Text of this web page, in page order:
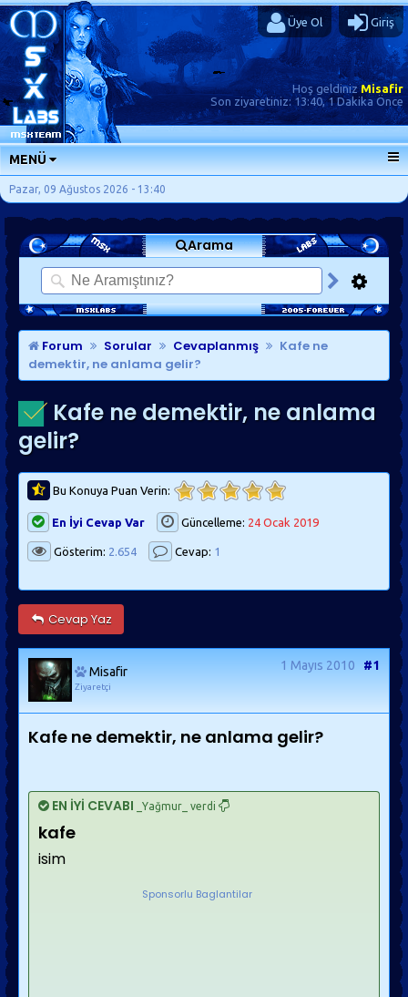
Üye Ol Giriş
Hoş geldinizMisafir
Son ziyaretiniz: 13:40, 1 Dakika Önce
MENÜ
ANA SAYFA
FORUMLAR
SORU-CEVAP
GÜNLÜKLER
SON MESAJLAR
KISAYOLLAR
Pazar, 09 Ağustos 2026 - 13:40
Arama
Forum Sorular Cevaplanmış
Kafe ne
demektir, ne anlama gelir?
Kafe ne demektir, ne anlama
gelir?
Bu Konuya Puan Verin:
En İyi Cevap Var Güncelleme: 24 Ocak 2019
Gösterim: 2.654 Cevap: 1
Cevap Yaz
Misafir
Ziyaretçi
1 Mayıs 2010 #1
Kafe ne demektir, ne anlama gelir?
EN İYİ CEVABI _Yağmur_ verdi
kafe
isim
Sponsorlu Baglantilar